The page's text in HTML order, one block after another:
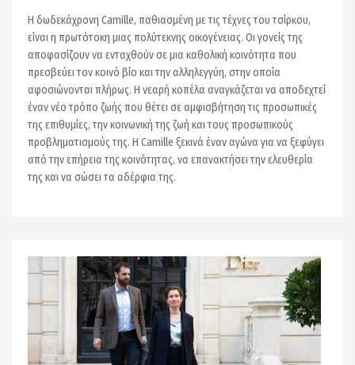
H δωδεκάχρονη Camille, παθιασμένη με τις τέχνες του τσίρκου,
είναι η πρωτότοκη μιας πολύτεκνης οικογένειας. Οι γονείς της
αποφασίζουν να ενταχθούν σε μια καθολική κοινότητα που
πρεσβεύει τον κοινό βίο και την αλληλεγγύη, στην οποία
αφοσιώνονται πλήρως. Η νεαρή κοπέλα αναγκάζεται να αποδεχτεί
έναν νέο τρόπο ζωής που θέτει σε αμφισβήτηση τις προσωπικές
της επιθυμίες, την κοινωνική της ζωή και τους προσωπικούς
προβληματισμούς της. Η Camille ξεκινά έναν αγώνα για να ξεφύγει
από την επήρεια της κοινότητας, να επανακτήσει την ελευθερία
της και να σώσει τα αδέρφια της.